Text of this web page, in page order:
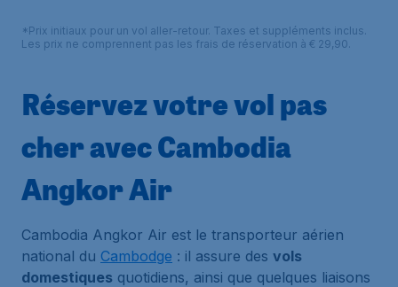
*Prix initiaux pour un vol aller-retour. Taxes et suppléments inclus.
Les prix ne comprennent pas les frais de réservation à € 29,90.
Réservez votre vol pas
cher avec Cambodia
Angkor Air
Cambodia Angkor Air est le transporteur aérien
national du Cambodge : il assure des vols
domestiques quotidiens, ainsi que quelques liaisons